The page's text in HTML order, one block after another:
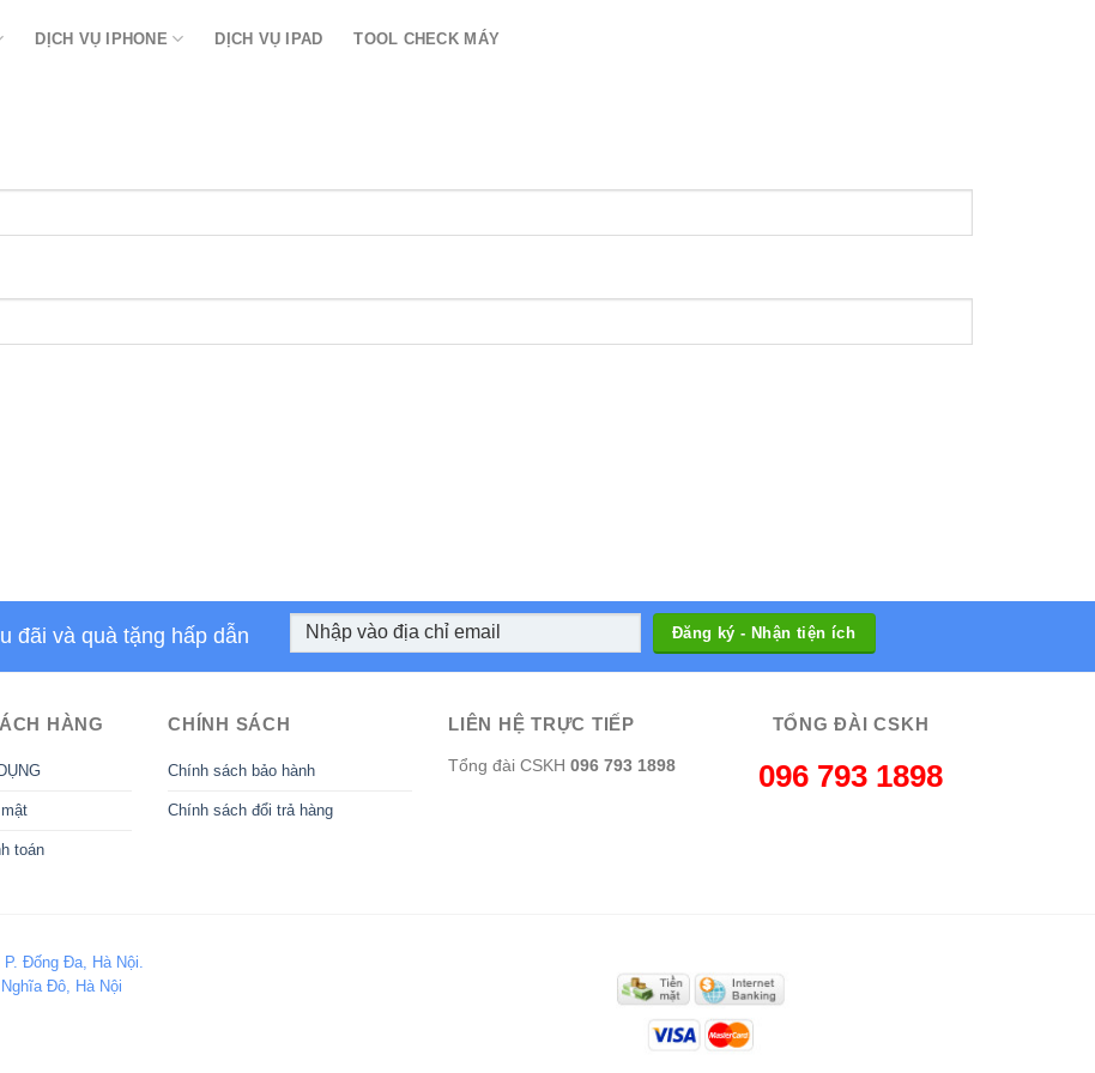
DỊCH VỤ IPHONE DỊCH VỤ IPAD TOOL CHECK MÁY
đãi và quà tặng hấp dẫn
HÀNG
toán
CHÍNH SÁCH
Chính sách bảo hành
Chính sách đổi trả hàng
LIÊN HỆ TRỰC TIẾP
Tổng đài CSKH 096 793 1898
TỔNG ĐÀI CSKH
096 793 1898
Đống Đa, Hà Nội.
Đô, Hà Nội